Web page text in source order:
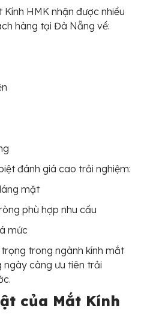
HMK nhận được nhiều
hàng tại Đà Nẵng về:
đánh giá cao trải nghiệm:
mặt
phù hợp nhu cầu
mức
trong ngành kính mắt
ngày càng ưu tiên trải
của Mắt Kính